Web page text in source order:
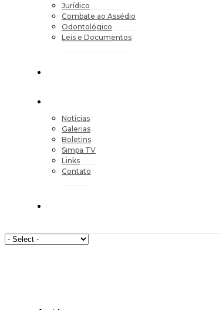
Jurídico
Combate ao Assédio
Odontológico
Leis e Documentos
Notícias
Galerias
Boletins
Simpa TV
Links
Contato